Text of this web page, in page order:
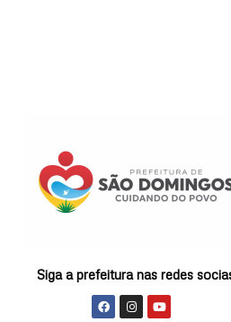
Siga a prefeitura nas redes
F
a
I
n
Y
o